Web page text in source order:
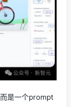
是一个prompt